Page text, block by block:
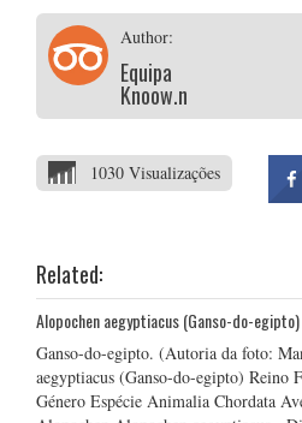
Author:
Equipa
Knoow.net
1030 Visualizações
Related:
Alopochen aegyptiacus (Ganso-do-egipto)
Ganso-do-egipto. (Autoria da foto:
aegyptiacus (Ganso-do-egipto) Reino
Género Espécie Animalia Chordata